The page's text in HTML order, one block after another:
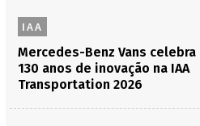
IAA
Mercedes-Benz Vans celebra
130 anos de inovação na IAA
Transportation 2026